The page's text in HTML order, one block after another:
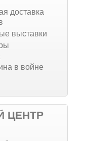
доставка
выставки
в войне
ЦЕНТР